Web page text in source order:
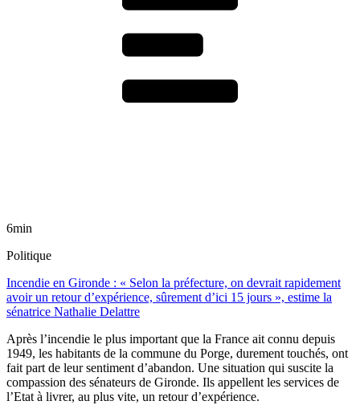
6min
Politique
Incendie en Gironde : « Selon la préfecture, on devrait rapidement
avoir un retour d’expérience, sûrement d’ici 15 jours », estime la
sénatrice Nathalie Delattre
Après l’incendie le plus important que la France ait connu depuis
1949, les habitants de la commune du Porge, durement touchés, ont
fait part de leur sentiment d’abandon. Une situation qui suscite la
compassion des sénateurs de Gironde. Ils appellent les services de
l’Etat à livrer, au plus vite, un retour d’expérience.